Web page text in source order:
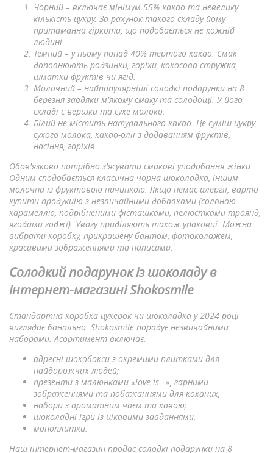
Чорний – включає мінімум 55% какао та невелику
кількість цукру. За рахунок такого складу йому
притаманна гіркота, що подобається не кожній
людині.
Темний – у ньому понад 40% тертого какао. Смак
доповнюють родзинки, горіхи, кокосова стружка,
шматки фруктів чи ягід.
Молочний – найпопулярніші солодкі подарунки на 8
березня завдяки м'якому смаку та солодощі. У його
складі є вершки та сухе молоко.
Білий не містить натурального какао. Це суміш цукру,
сухого молока, какао-олії з додаванням фруктів,
насіння, горіхів.
Обов'язково потрібно з'ясувати смакові уподобання жінки.
Одним сподобається класична чорна шоколадка, іншим –
молочна із фруктовою начинкою. Якщо немає алергії, варто
купити продукцію з незвичайними добавками (солоною
карамеллю, подрібненими фісташками, пелюстками троянд,
ягодами годжі). Увагу приділяють також упаковці. Можна
вибрати коробку, прикрашену бантом, фотоколажем,
красивими зображеннями та написами.
Солодкий подарунок із шоколаду в
інтернет-магазині Shokosmile
Стандартна коробка цукерок чи шоколадка у 2024 році
виглядає банально. Shokosmile порадує незвичайними
наборами. Асортимент включає:
адресні шокобокси з окремими плитками для
найдорожчих людей;
презенти з малюнками «love is…», гарними
зображеннями та побажаннями для коханих;
набори з ароматним чаєм та кавою;
шоколадні ігри із цікавими завданнями;
моноплитки.
Наш інтернет-магазин продає солодкі подарунки на 8